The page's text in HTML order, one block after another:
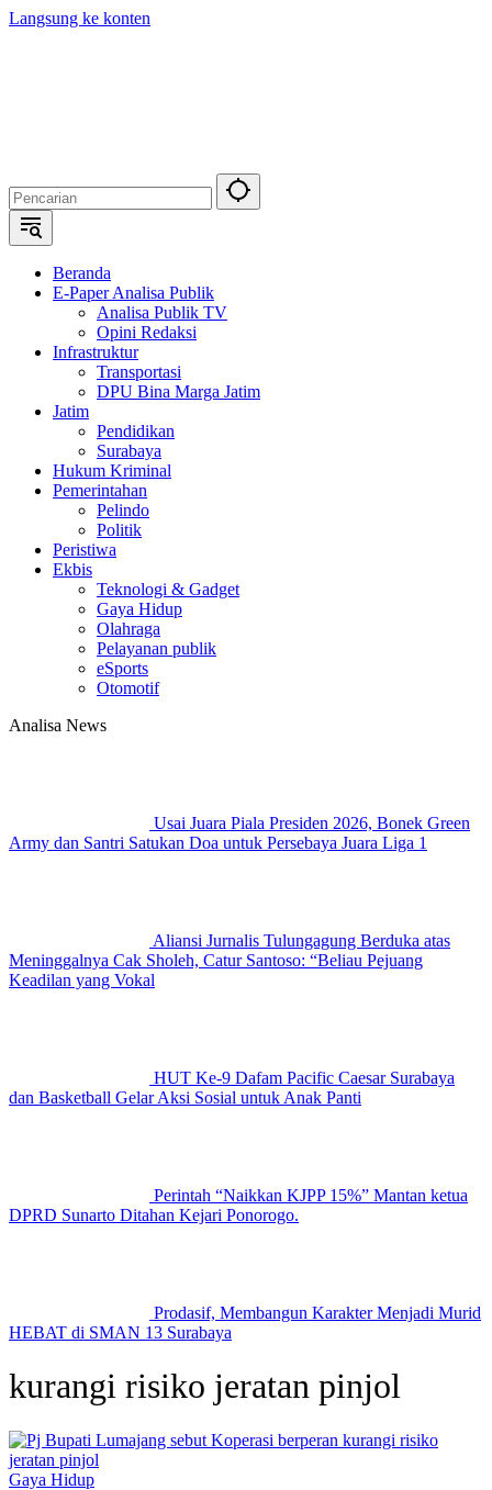
Langsung ke konten
Beranda
E-Paper Analisa Publik
Analisa Publik TV
Opini Redaksi
Infrastruktur
Transportasi
DPU Bina Marga Jatim
Jatim
Pendidikan
Surabaya
Hukum Kriminal
Pemerintahan
Pelindo
Politik
Peristiwa
Ekbis
Teknologi & Gadget
Gaya Hidup
Olahraga
Pelayanan publik
eSports
Otomotif
Analisa News
Usai Juara Piala Presiden 2026, Bonek Green
Army dan Santri Satukan Doa untuk Persebaya Juara Liga 1
Aliansi Jurnalis Tulungagung Berduka atas
Meninggalnya Cak Sholeh, Catur Santoso: “Beliau Pejuang
Keadilan yang Vokal
HUT Ke-9 Dafam Pacific Caesar Surabaya
dan Basketball Gelar Aksi Sosial untuk Anak Panti
Perintah “Naikkan KJPP 15%” Mantan ketua
DPRD Sunarto Ditahan Kejari Ponorogo.
Prodasif, Membangun Karakter Menjadi Murid
HEBAT di SMAN 13 Surabaya
kurangi risiko jeratan pinjol
Gaya Hidup